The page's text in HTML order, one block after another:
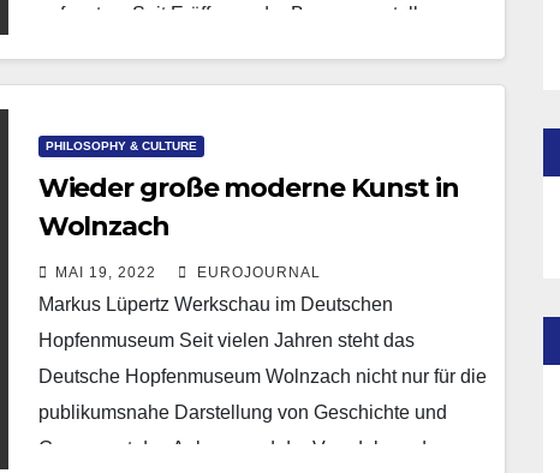
aufwarten: Seit Eröffnung der Bayernausstellung
PHILOSOPHY & CULTURE
Wieder große moderne Kunst in
Wolnzach
MAI 19, 2022 EUROJOURNAL
Markus Lüpertz Werkschau im Deutschen
Hopfenmuseum Seit vielen Jahren steht das
Deutsche Hopfenmuseum Wolnzach nicht nur für die
publikumsnahe Darstellung von Geschichte und
Gegenwart des Anbaus und der Veredelung der…